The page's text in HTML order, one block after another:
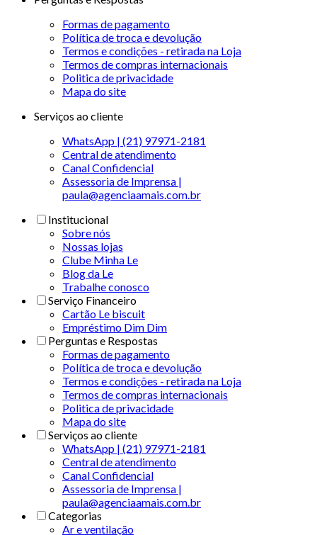
Formas de pagamento
Política de troca e devolução
Termos e condições - retirada na Loja
Termos de compras internacionais
Politica de privacidade
Mapa do site
Serviços ao cliente
WhatsApp | (21) 97971-2181
Central de atendimento
Canal Confidencial
Assessoria de Imprensa |
paula@agenciaamais.com.br
Institucional
Sobre nós
Nossas lojas
Clube Minha Le
Blog da Le
Trabalhe conosco
Serviço Financeiro
Cartão Le biscuit
Empréstimo Dim Dim
Perguntas e Respostas
Formas de pagamento
Política de troca e devolução
Termos e condições - retirada na Loja
Termos de compras internacionais
Politica de privacidade
Mapa do site
Serviços ao cliente
WhatsApp | (21) 97971-2181
Central de atendimento
Canal Confidencial
Assessoria de Imprensa |
paula@agenciaamais.com.br
Categorias
Ar e ventilação